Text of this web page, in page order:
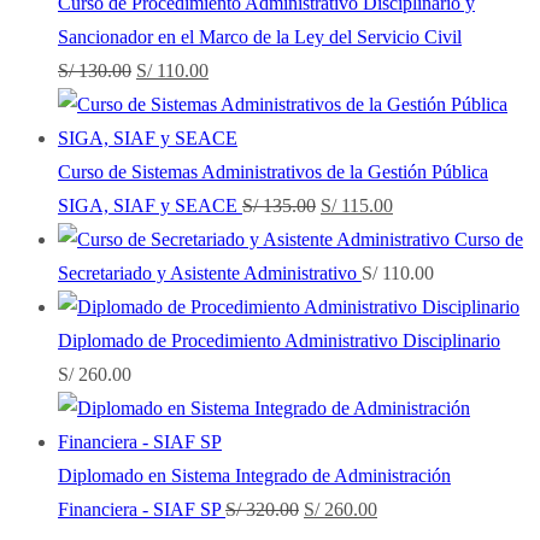
Sancionador en el Marco de la Ley del Servicio Civil
S/130.00 El
precio
original
era:
S/ 130.00.
S/110.00El
precio
actual
es:
S/ 110.00.
Curso de Sistemas Administrativos de la Gestión Pública
SIGA, SIAF y SEACE S/135.00 El
precio
original
era:
S/ 135.00.
S/115.00El
precio
actual
es:
S/ 115.00.
Curso de
Secretariado y Asistente Administrativo S/110.00
Diplomado de Procedimiento Administrativo Disciplinario
S/260.00
Diplomado en Sistema Integrado de Administración
Financiera - SIAF SP S/320.00 El
S/260.00El